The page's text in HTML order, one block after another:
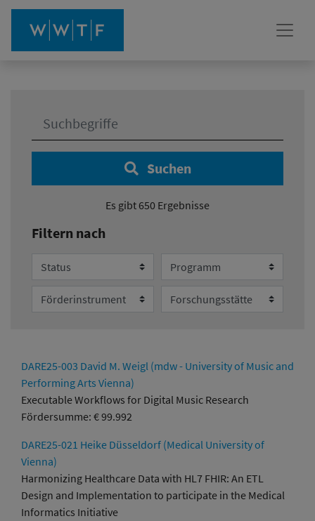
Suchen
Es gibt 650 Ergebnisse
Filtern nach
Status Programm
Förderinstrument Forschungsstätte
DARE25-003 David M. Weigl (mdw - University of Music and
Performing Arts Vienna)
Executable Workflows for Digital Music Research
Fördersumme: € 99.992
DARE25-021 Heike Düsseldorf (Medical University of
Vienna)
Harmonizing Healthcare Data with HL7 FHIR: An ETL
Design and Implementation to participate in the Medical
Informatics Initiative